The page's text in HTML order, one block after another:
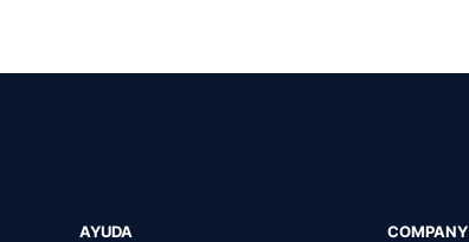
AYUDA COMPANY